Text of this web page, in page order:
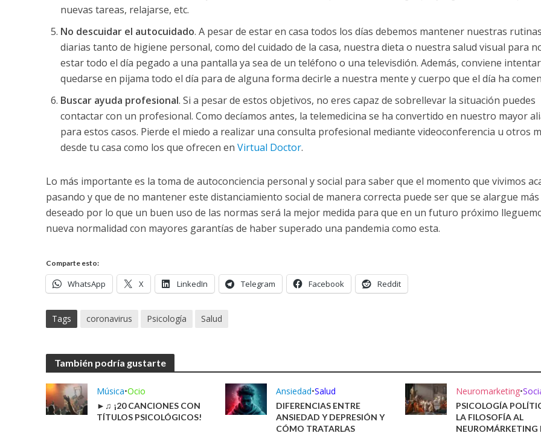
nuevas tareas, relajarse, etc.
No descuidar el autocuidado. A pesar de estar en casa todos los días debemos mantener nuestras rutinas
diarias tanto de higiene personal, como del cuidado de la casa, nuestra dieta o nuestra salud visual para
estar todo el día pegado a una pantalla ya sea de un teléfono o una televisdión. Además, conviene
quedarse en pijama todo el día para de alguna forma decirle a nuestra mente y cuerpo que el día ha
Buscar ayuda profesional. Si a pesar de estos objetivos, no eres capaz de sobrellevar la situación puedes
contactar con un profesional. Como decíamos antes, la telemedicina se ha convertido en nuestro mayor
para estos casos. Pierde el miedo a realizar una consulta profesional mediante videoconferencia u otros
desde tu casa como los que ofrecen en Virtual Doctor.
Lo más importante es la toma de autoconciencia personal y social para saber que el momento que vivimos
pasando y que de no mantener este distanciamiento social de manera correcta puede ser que se alargue más
deseado por lo que un buen uso de las normas será la mejor medida para que en un futuro próximo
nueva normalidad con mayores garantías de haber superado una pandemia como esta.
Comparte esto:
WhatsApp X LinkedIn Telegram Facebook Reddit
Tags coronavirus Psicología Salud
También podría gustarte
Música•Ocio
►♫ ¡20 CANCIONES CON
TÍTULOS PSICOLÓGICOS!
Ansiedad•Salud
DIFERENCIAS ENTRE
ANSIEDAD Y DEPRESIÓN Y
CÓMO TRATARLAS
Neuromarketing•
PSICOLOGÍA
LA FILOSOFÍA AL
NEUROMÁRKETING